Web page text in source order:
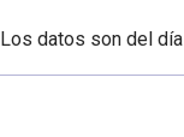
Los datos son del día